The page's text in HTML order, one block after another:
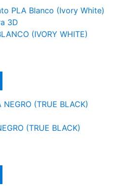
(IVORY WHITE)
(TRUE BLACK)